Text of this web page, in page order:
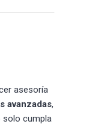
asesoría
avanzadas,
solo cumpla